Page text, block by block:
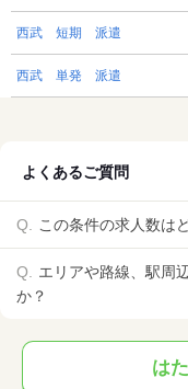
西武 短期 派遣
西武 単発 派遣
よくあるご質問
この条件の求人数は
エリアや路線、駅周
か？
は